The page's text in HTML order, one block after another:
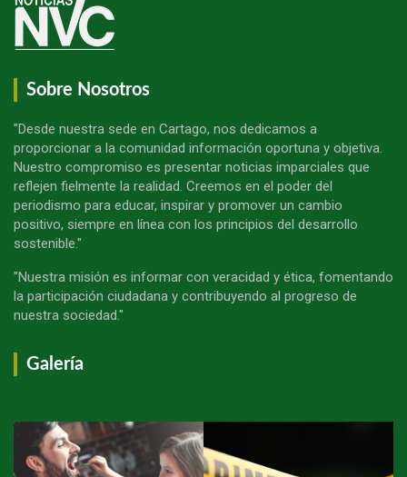
Sobre Nosotros
"Desde nuestra sede en Cartago, nos dedicamos a
proporcionar a la comunidad información oportuna y objetiva.
Nuestro compromiso es presentar noticias imparciales que
reflejen fielmente la realidad. Creemos en el poder del
periodismo para educar, inspirar y promover un cambio
positivo, siempre en línea con los principios del desarrollo
sostenible."
"Nuestra misión es informar con veracidad y ética, fomentando
la participación ciudadana y contribuyendo al progreso de
nuestra sociedad."
Galería